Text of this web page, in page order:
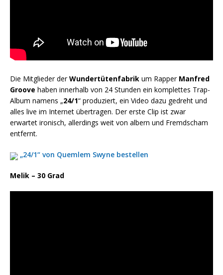
Die Mitglieder derWundertütenfabrik um Rapper Manfred
Groove haben innerhalb von 24 Stunden ein komplettes Trap-
Album namens „24/1“ produziert, ein Video dazu gedreht und
alles live im Internet übertragen. Der erste Clip ist zwar
erwartet ironisch, allerdings weit von albern und Fremdscham
entfernt.
„24/1“ von Quemlem Swyne bestellen
Melik – 30 Grad